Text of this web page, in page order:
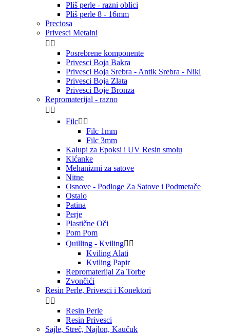
Pliš perle - razni oblici
Pliš perle 8 - 16mm
Preciosa
Privesci Metalni
 
Posrebrene komponente
Privesci Boja Bakra
Privesci Boja Srebra - Antik Srebra - Nikl
Privesci Boja Zlata
Privesci Boje Bronza
Repromaterijal - razno
 
Filc 
Filc 1mm
Filc 3mm
Kalupi za Epoksi i UV Resin smolu
Kićanke
Mehanizmi za satove
Nitne
Osnove - Podloge Za Satove i Podmetače
Ostalo
Patina
Perje
Plastične Oči
Pom Pom
Quilling - Kviling 
Kviling Alati
Kviling Papir
Repromaterijal Za Torbe
Zvončići
Resin Perle, Privesci i Konektori
 
Resin Perle
Resin Privesci
Sajle, Streč, Najlon, Kaučuk